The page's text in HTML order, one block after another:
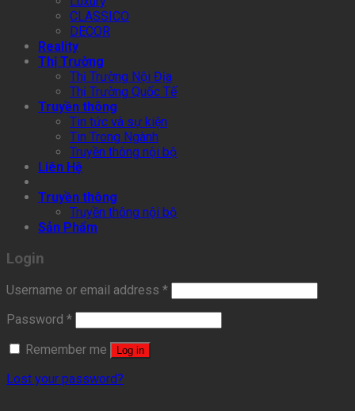
CLASSICO
DECOR
Reality
Thị Trường
Thị Trường Nội Địa
Thị Trường Quốc Tế
Truyền thông
Tin tức và sự kiện
Tin Trong Ngành
Truyền thông nội bộ
Liên Hệ
Truyền thông
Truyền thông nội bộ
Sản Phẩm
Login
Username or email address *
Password *
Remember me
Log in
Lost your password?